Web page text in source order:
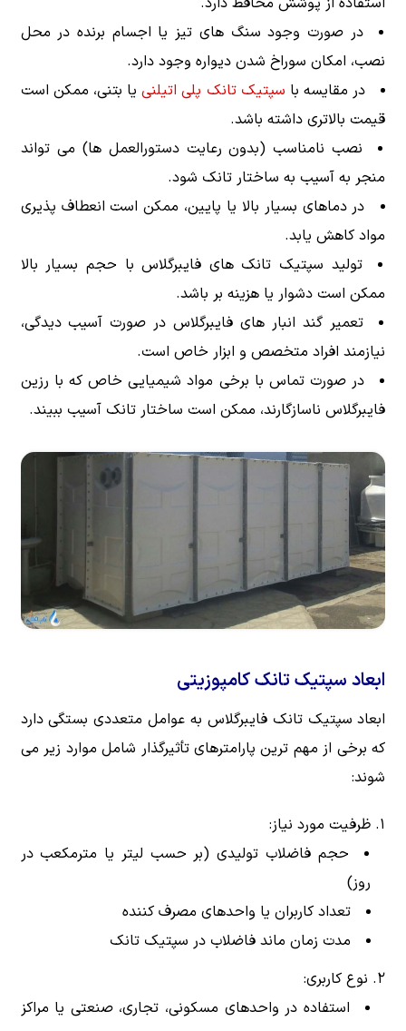
در صورت وجود سنگ های تیز یا اجسام برنده در محل
نصب، امکان سوراخ شدن دیواره وجود دارد.
در مقایسه با سپتیک تانک پلی اتیلنییا بتنی، ممکن است
قیمت بالاتری داشته باشد.
نصب نامناسب (بدون رعایت دستورالعمل ها) می تواند
منجر به آسیب به ساختار تانک شود.
در دماهای بسیار بالا یا پایین، ممکن است انعطاف پذیری
مواد کاهش یابد.
تولید سپتیک تانک های فایبرگلاس با حجم بسیار بالا
ممکن است دشوار یا هزینه بر باشد.
تعمیر گند انبار های فایبرگلاس در صورت آسیب دیدگی،
نیازمند افراد متخصص و ابزار خاص است.
در صورت تماس با برخی مواد شیمیایی خاص که با رزین
فایبرگلاس ناسازگارند، ممکن است ساختار تانک آسیب ببیند.
ابعاد سپتیک تانک کامپوزیتی
ابعاد سپتیک تانک فایبرگلاس به عوامل متعددی بستگی دارد
که برخی از مهم ترین پارامترهای تأثیرگذار شامل موارد زیر می
شوند:
ظرفیت مورد نیاز:
حجم فاضلاب تولیدی (بر حسب لیتر یا مترمکعب در
روز)
تعداد کاربران یا واحدهای مصرف کننده
مدت زمان ماند فاضلاب در سپتیک تانک
نوع کاربری:
استفاده در واحدهای مسکونی، تجاری، صنعتی یا مراکز